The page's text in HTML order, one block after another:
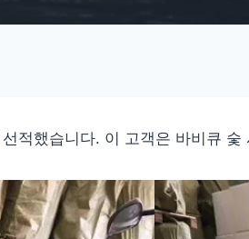
적했습니다. 이 고객은 바비큐